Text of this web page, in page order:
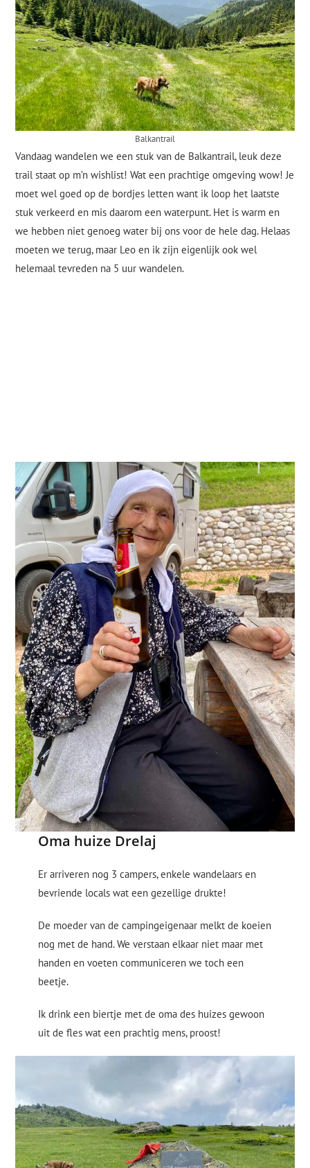
Balkantrail
Vandaag wandelen we een stuk van de Balkantrail, leuk deze
trail staat op m’n wishlist! Wat een prachtige omgeving wow! Je
moet wel goed op de bordjes letten want ik loop het laatste
stuk verkeerd en mis daarom een waterpunt. Het is warm en
we hebben niet genoeg water bij ons voor de hele dag. Helaas
moeten we terug, maar Leo en ik zijn eigenlijk ook wel
helemaal tevreden na 5 uur wandelen.
Oma huize Drelaj
Er arriveren nog 3 campers, enkele wandelaars en
bevriende locals wat een gezellige drukte!
De moeder van de campingeigenaar melkt de koeien
nog met de hand. We verstaan elkaar niet maar met
handen en voeten communiceren we toch een
beetje.
Ik drink een biertje met de oma des huizes gewoon
uit de fles wat een prachtig mens, proost!